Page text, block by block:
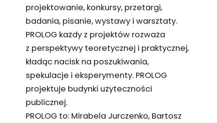
projektowanie, konkursy, przetargi,
badania, pisanie, wystawy i warsztaty.
PROLOG każdy z projektów rozważa
z perspektywy teoretycznej i praktycznej,
kładąc nacisk na poszukiwania,
spekulacje i eksperymenty. PROLOG
projektuje budynki użyteczności
publicznej.
PROLOG to: Mirabela Jurczenko, Bartosz